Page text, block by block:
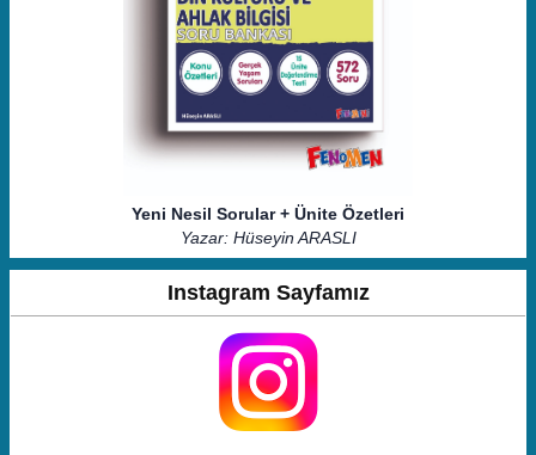
Yeni Nesil Sorular + Ünite Özetleri
Yazar: Hüseyin ARASLI
Instagram Sayfamız